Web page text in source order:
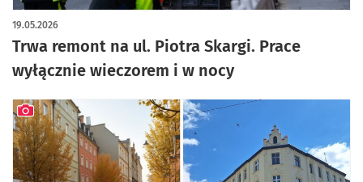
Trwa remont na ul. Piotra Skargi. Prace
wyłącznie wieczorem i w nocy
19.05.2026
artykuł z galerią zdjęć